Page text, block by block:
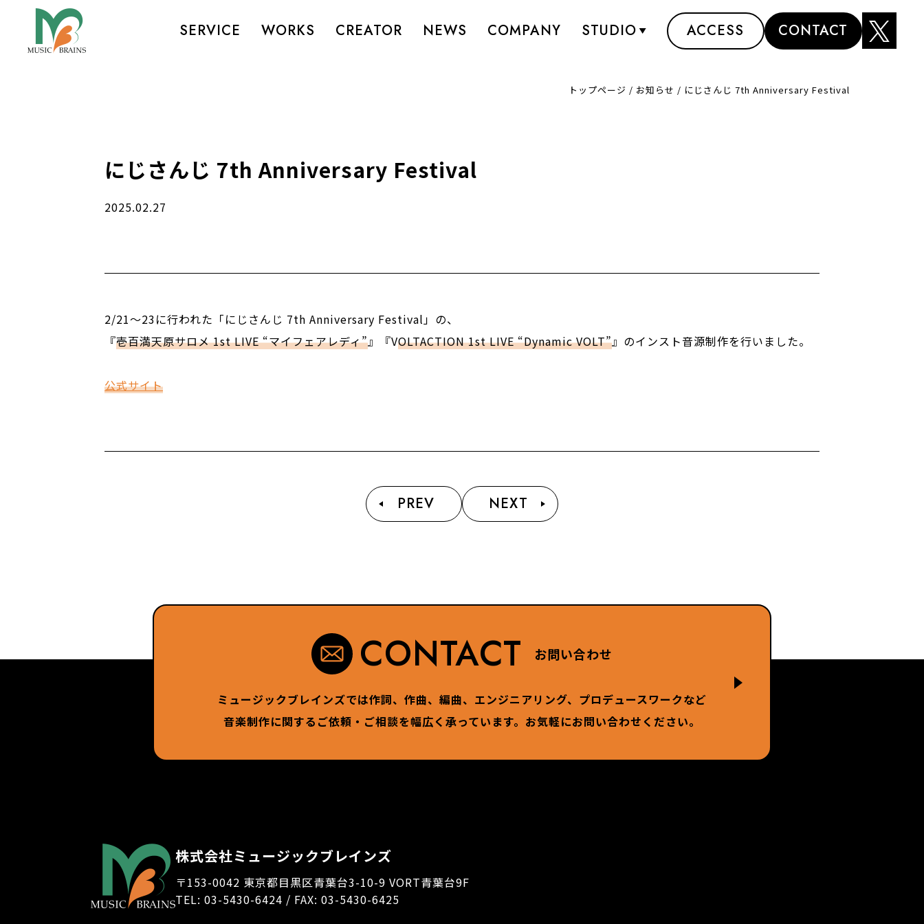
SERVICE WORKS CREATOR NEWS COMPANY STUDIO ACCESS CONTACT
トップページ / お知らせ / にじさんじ 7th Anniversary Festival
にじさんじ 7th Anniversary Festival
2025.02.27
2/21〜23に行われた「にじさんじ 7th Anniversary Festival」の、
『壱百満天原サロメ 1st LIVE “マイフェアレディ”』『VOLTACTION 1st LIVE “Dynamic VOLT”』のインスト音源制作を行いました。
公式サイト
PREV NEXT
CONTACT お問い合わせ
ミュージックブレインズでは作詞、作曲、編曲、エンジニアリング、プロデュースワークなど
音楽制作に関するご依頼・ご相談を幅広く承っています。お気軽にお問い合わせください。
株式会社ミュージックブレインズ
〒153-0042 東京都目黒区青葉台3-10-9 VORT青葉台9F
TEL: 03-5430-6424 / FAX: 03-5430-6425